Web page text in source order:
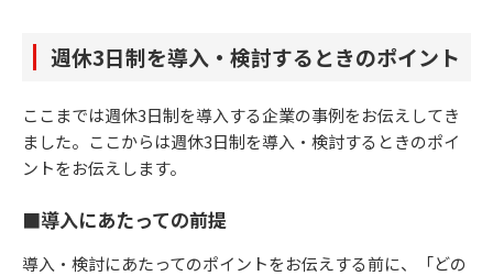
週休3日制を導入・検討するときのポイント
ここまでは週休3日制を導入する企業の事例をお伝えしてき
ました。ここからは週休3日制を導入・検討するときのポイ
ントをお伝えします。
■導入にあたっての前提
導入・検討にあたってのポイントをお伝えする前に、「どの